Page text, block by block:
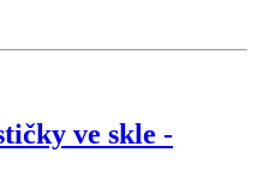
ve skle -